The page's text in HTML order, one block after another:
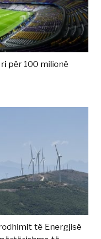
për 100 milionë
të Energjisë